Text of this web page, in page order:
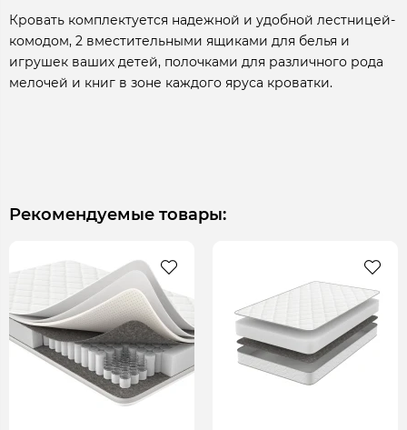
Кровать комплектуется надежной и удобной лестницей-
комодом, 2 вместительными ящиками для белья и
игрушек ваших детей, полочками для различного рода
мелочей и книг в зоне каждого яруса кроватки.
Рекомендуемые товары: